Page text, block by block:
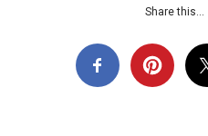
Share this...